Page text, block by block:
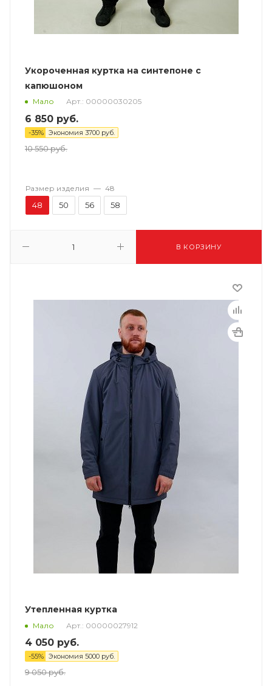
Укороченная куртка на синтепоне с
капюшоном
Мало Арт.: 00000030205
6 850 руб.
-35% Экономия 3700 руб.
10 550руб.
В КОРЗИНУ
Размер изделия — 48
48 50 56 58
Утепленная куртка
Мало Арт.: 00000027912
4 050 руб.
-55% Экономия 5000 руб.
9 050руб.